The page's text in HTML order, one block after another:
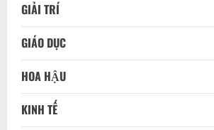
GIẢI TRÍ
GIÁO DỤC
HOA HẬU
KINH TẾ